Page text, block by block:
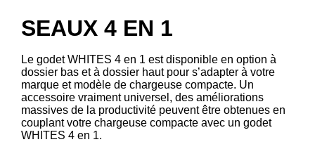
SEAUX 4 EN 1
Le godet WHITES 4 en 1 est disponible en option à
dossier bas et à dossier haut pour s’adapter à votre
marque et modèle de chargeuse compacte. Un
accessoire vraiment universel, des améliorations
massives de la productivité peuvent être obtenues en
couplant votre chargeuse compacte avec un godet
WHITES 4 en 1.